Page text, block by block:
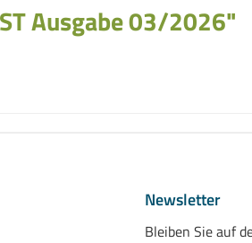
Ausgabe 03/2026"
Newsletter
Bleiben Sie auf